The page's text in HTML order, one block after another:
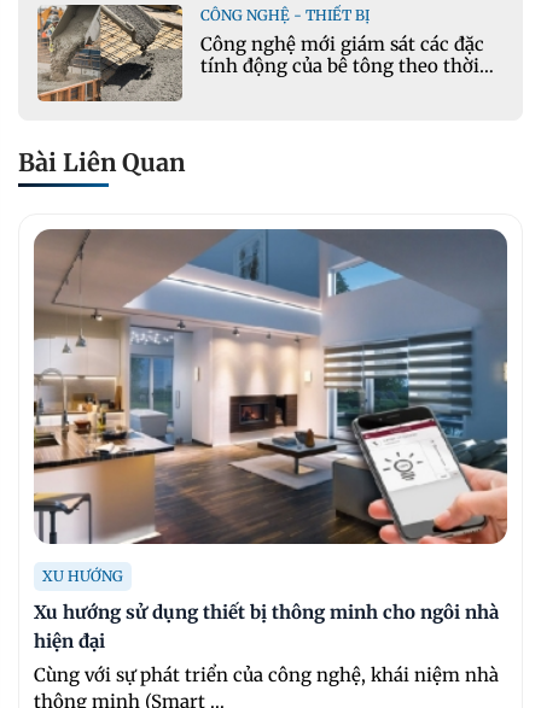
CÔNG NGHỆ - THIẾT BỊ
Công nghệ mới giám sát các đặc
tính động của bê tông theo thời
Bài Liên Quan
XU HƯỚNG
Xu hướng sử dụng thiết bị thông minh cho ngôi nhà
hiện đại
Cùng với sự phát triển của công nghệ, khái niệm nhà
thông minh (Smart ...